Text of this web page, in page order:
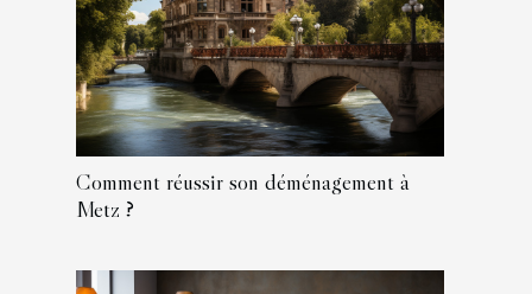
Comment réussir son déménagement à
Metz ?